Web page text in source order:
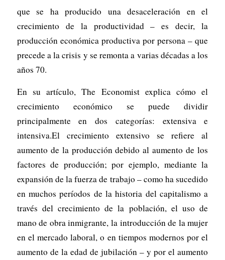
que se ha producido una desaceleración en el
crecimiento de la productividad – es decir, la
producción económica productiva por persona – que
precede a la crisis y se remonta a varias décadas a los
años 70.
En su artículo, The Economist explica cómo el
crecimiento económico se puede dividir
principalmente en dos categorías: extensiva e
intensiva.El crecimiento extensivo se refiere al
aumento de la producción debido al aumento de los
factores de producción; por ejemplo, mediante la
expansión de la fuerza de trabajo – como ha sucedido
en muchos períodos de la historia del capitalismo a
través del crecimiento de la población, el uso de
mano de obra inmigrante, la introducción de la mujer
en el mercado laboral, o en tiempos modernos por el
aumento de la edad de jubilación – y por el aumento